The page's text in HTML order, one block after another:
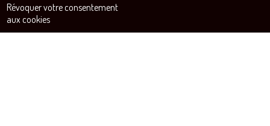
Révoquer votre consentement
aux cookies